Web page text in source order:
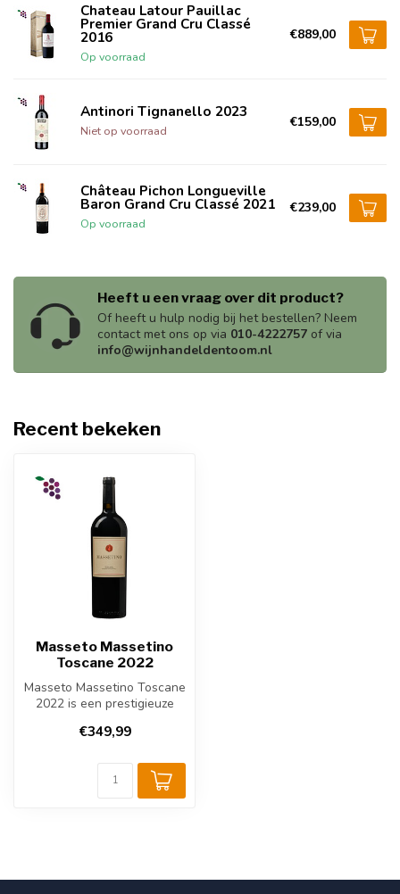
Chateau Latour Pauillac
Premier Grand Cru Classé
2016
Op voorraad
€889,00
Antinori Tignanello 2023
Niet op voorraad
€159,00
Château Pichon Longueville
Baron Grand Cru Classé 2021
Op voorraad
€239,00
Heeft u een vraag over dit product?
Of heeft u hulp nodig bij het bestellen? Neem
contact met ons op via 010-4222757 of via
info@wijnhandeldentoom.nl
Recent bekeken
Masseto Massetino
Toscane 2022
Masseto Massetino Toscane
2022 is een prestigieuze
Tosc...
€349,99